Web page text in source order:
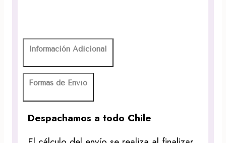
Información Adicional
Formas de Envío
Despachamos a todo Chile